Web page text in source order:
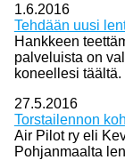
1.6.2016
Tehdään uusi
Hankkeen
palveluista on
koneellesi täältä.
27.5.2016
Torstailennon
Air Pilot ry eli
Pohjanmaalta